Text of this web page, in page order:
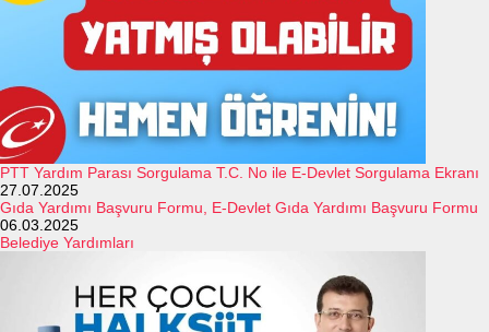
PTT Yardım Parası Sorgulama T.C. No ile E-Devlet Sorgulama Ekranı
27.07.2025
Gıda Yardımı Başvuru Formu, E-Devlet Gıda Yardımı Başvuru Formu
06.03.2025
Belediye Yardımları